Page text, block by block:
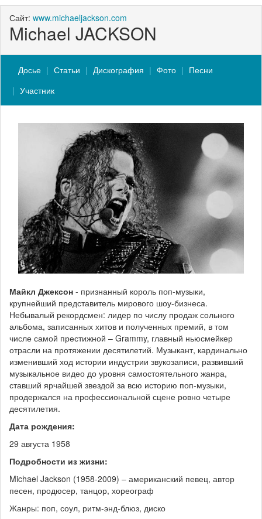
Сайт: www.michaeljackson.com
Michael JACKSON
Досье Статьи Дискография Фото
Песни
Участник
Майкл Джексон - признанный король поп-музыки,
крупнейший представитель мирового шоу-бизнеса.
Небывалый рекордсмен: лидер по числу продаж сольного
альбома, записанных хитов и полученных премий, в том
числе самой престижной – Grammy, главный ньюсмейкер
отрасли на протяжении десятилетий. Музыкант, кардинально
изменивший ход истории индустрии звукозаписи, развивший
музыкальное видео до уровня самостоятельного жанра,
ставший ярчайшей звездой за всю историю поп-музыки,
продержался на профессиональной сцене ровно четыре
десятилетия.
Дата рождения:
29 августа 1958
Подробности из жизни:
Michael Jackson (1958-2009) – американский певец, автор
песен, продюсер, танцор, хореограф
Жанры: поп, соул, ритм-энд-блюз, диско